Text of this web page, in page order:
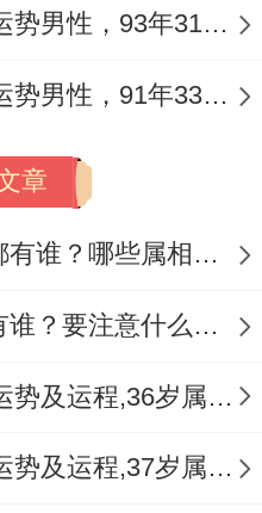
劳损
火炎炎，对庚申金
牙齿及大肠，本年
其在空气干燥或污染
点防范范围高强度
火金交战，需留意
1993年属鸡人2024年运势男性，93年31岁属鸡男2024年每月运程怎么样
1991年属羊人2024年运势男性，91年33岁属羊男2024年每月运程怎么样
章
2023年发横财的生肖都有谁？哪些属相财运旺盛？
2023年不顺的生肖都有谁？要注意什么呢？
1988年属龙女2024年运势及运程,36岁属龙人2024全年每月运势女性如何
1987年属兔女2024年运势及运程,37岁属兔人2024全年每月运势女性如何